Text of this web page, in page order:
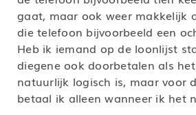
gaat, maar ook weer makkelijk
die telefoon bijvoorbeeld een
Heb ik iemand op de loonlijst
diegene ook doorbetalen als
natuurlijk logisch is, maar voor
betaal ik alleen wanneer ik het